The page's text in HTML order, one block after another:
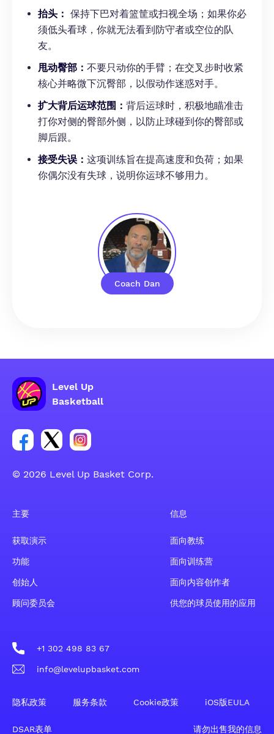
Coach Dan
抬头： 保持下巴对着篮筐或扫视全场；如果你必
须低头看球，你就无法看到防守者或空位的队
友。
甩动臀部： 不要只动你的手臂；在交叉步时收紧
核心并略微下沉臀部，以假动作迷惑对手。
扩大背后运球范围： 背后运球时，积极地瞄准击
打你对侧的臀部外侧，以防止球碰到你的臀部或
脚后跟。
接受失误： 这项训练旨在提高速度和负荷；如果
你偶尔没有失球，说明你运球不够用力。
Level Up
Basketball
Facebook 账户社交群组链接
Tweeter 账户社交群组链接
Instagram 账户社交群组链接
© 2026 Level Up Basket Corp.
主要
获取演示
功能
创始人
顾问委员会
信息
面向教练
面向训练营
面向内容创作者
供您的球员使用的应用
+1 302 498 83 67
info@levelupbasket.com
隐私政策 服务条款 Cookie政策 iOS版EULA
DSAR表单 请勿出售我的信息